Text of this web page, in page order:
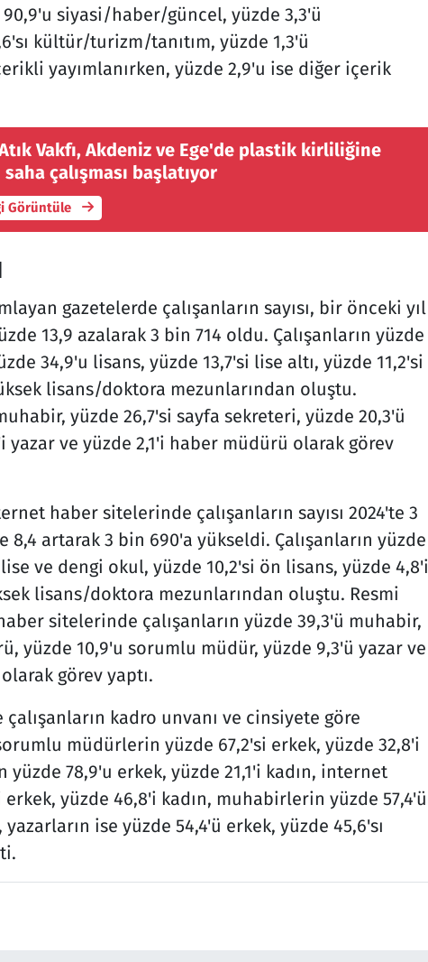
90,9'u siyasi/haber/güncel, yüzde 3,3'ü
kültür/turizm/tanıtım, yüzde 1,3'ü
yayımlanırken, yüzde 2,9'u ise diğer içerik
Atık Vakfı, Akdeniz ve Ege'de plastik kirliliğine
saha çalışması başlatıyor
Görüntüle
gazetelerde çalışanların sayısı, bir önceki yıl
13,9 azalarak 3 bin 714 oldu. Çalışanların yüzde
34,9'u lisans, yüzde 13,7'si lise altı, yüzde 11,2'si
lisans/doktora mezunlarından oluştu.
yüzde 26,7'si sayfa sekreteri, yüzde 20,3'ü
yazar ve yüzde 2,1'i haber müdürü olarak görev
haber sitelerinde çalışanların sayısı 2024'te 3
8,4 artarak 3 bin 690'a yükseldi. Çalışanların yüzde
ve dengi okul, yüzde 10,2'si ön lisans, yüzde 4,8'i
lisans/doktora mezunlarından oluştu. Resmi
sitelerinde çalışanların yüzde 39,3'ü muhabir,
yüzde 10,9'u sorumlu müdür, yüzde 9,3'ü yazar ve
görev yaptı.
kadro unvanı ve cinsiyete göre
müdürlerin yüzde 67,2'si erkek, yüzde 32,8'i
78,9'u erkek, yüzde 21,1'i kadın, internet
yüzde 46,8'i kadın, muhabirlerin yüzde 57,4'ü
yazarların ise yüzde 54,4'ü erkek, yüzde 45,6'sı